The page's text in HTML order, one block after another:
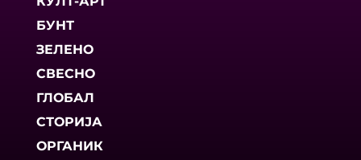
БУНТ
ЗЕЛЕНО
СВЕСНО
ГЛОБАЛ
СТОРИЈА
ОРГАНИК